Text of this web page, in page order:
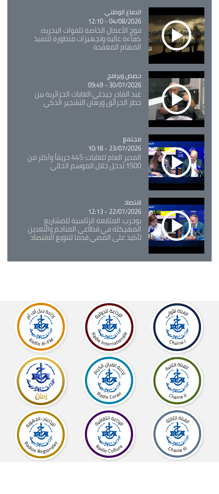
Catégorie
الدفاع الوطني
04/08/2026 - 12:10
فوج الأعمال الخاصة للقوات البحرية:
كفاءة عالية وتجهيزات متطورة لتنفيذ
المهام المعقدة
Catégorie
حصص وبرامج
30/07/2026 - 09:49
عبد القادر جيجلي:الغابات الجزائرية بين
خطر الحرائق ورهان التشجير الذكي
Catégorie
مجتمع
23/07/2026 - 10:18
المدير العام للغابات: 445 حريقاً وأكثر من
1500 تدخل خلال الموسم الحالي
Catégorie
اقتصاد
22/07/2026 - 12:13
بوحرب: المتابعة الرئاسية للمشاريع
المهيكلة في قطاعي المناجم والتعدين
تأكيد على المضي قدما لتنويع الاقتصاد